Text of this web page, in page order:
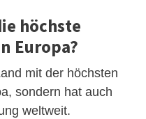
höchste
Europa?
mit der höchsten
sondern hat auch
weltweit.